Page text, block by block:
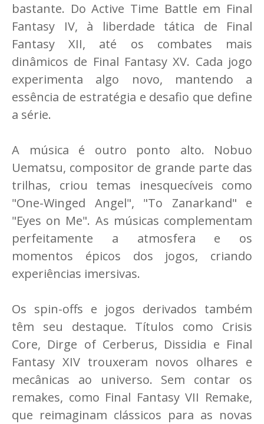
bastante. Do Active Time Battle em Final
Fantasy IV, à liberdade tática de Final
Fantasy XII, até os combates mais
dinâmicos de Final Fantasy XV. Cada jogo
experimenta algo novo, mantendo a
essência de estratégia e desafio que define
a série.
A música é outro ponto alto. Nobuo
Uematsu, compositor de grande parte das
trilhas, criou temas inesquecíveis como
"One-Winged Angel", "To Zanarkand" e
"Eyes on Me". As músicas complementam
perfeitamente a atmosfera e os
momentos épicos dos jogos, criando
experiências imersivas.
Os spin-offs e jogos derivados também
têm seu destaque. Títulos como Crisis
Core, Dirge of Cerberus, Dissidia e Final
Fantasy XIV trouxeram novos olhares e
mecânicas ao universo. Sem contar os
remakes, como Final Fantasy VII Remake,
que reimaginam clássicos para as novas